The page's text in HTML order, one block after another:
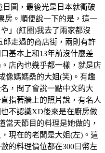
日圓，最後光是日本就衝破
房。順便說一下的是，這一
」(紅圈)我去了兩家都沒
郎走過的商店街，兩則有許
基本上和13年前沒什麼差
店內也幾乎都一樣，就是店
像媽媽桑的大姐(笑)。有趣
，問了會說一點中文的大
指著牆上的照片說，有名人
不認識XD後來是在廚房做
當天節目的料理是她做的，
現在的老闆是大姐(左)。這
的料理價位都在300日幣左